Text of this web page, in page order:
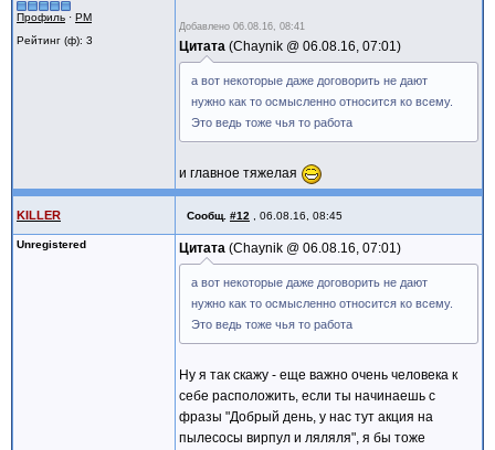
Профиль · PM
Рейтинг (ф): 3
Добавлено 06.08.16, 08:41
Цитата Chaynik @ 06.08.16, 07:01
а вот некоторые даже договорить не дают
нужно как то осмысленно относится ко всему.
Это ведь тоже чья то работа
и главное тяжелая
KILLER Сообщ. #12 06.08.16, 08:45
Unregistered Цитата Chaynik @ 06.08.16, 07:01
а вот некоторые даже договорить не дают
нужно как то осмысленно относится ко всему.
Это ведь тоже чья то работа
Ну я так скажу - еще важно очень человека к
себе расположить, если ты начинаешь с
фразы "Добрый день, у нас тут акция на
пылесосы вирпул и ляляля", я бы тоже